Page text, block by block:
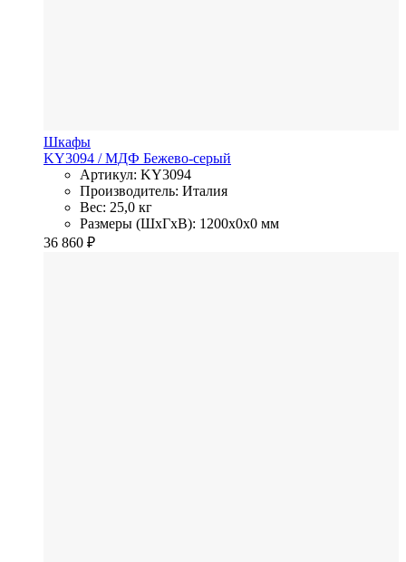
Шкафы
KY3094 / МДФ Бежево-серый
Артикул: KY3094
Производитель: Италия
Вес: 25,0 кг
Размеры (ШхГхВ): 1200x0x0 мм
36 860 ₽